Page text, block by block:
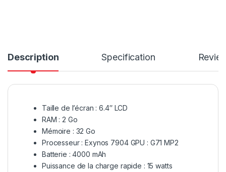
Description Specification
Taille de l’écran : 6.4″ LCD
RAM : 2 Go
Mémoire : 32 Go
Processeur : Exynos 7904 GPU : G71 MP2
Batterie : 4000 mAh
Puissance de la charge rapide : 15 watts